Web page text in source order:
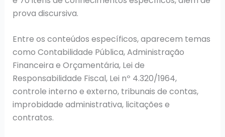
prova discursiva.
Entre os conteúdos específicos, aparecem temas
como Contabilidade Pública, Administração
Financeira e Orçamentária, Lei de
Responsabilidade Fiscal, Lei nº 4.320/1964,
controle interno e externo, tribunais de contas,
improbidade administrativa, licitações e
contratos.